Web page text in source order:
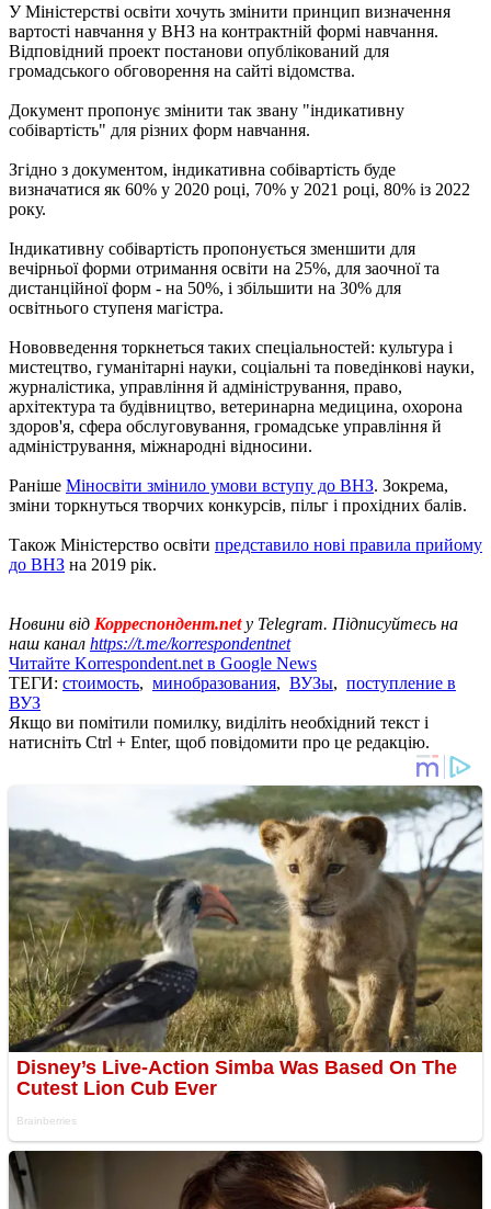
У Міністерстві освіти хочуть змінити принцип визначення
вартості навчання у ВНЗ на контрактній формі навчання.
Відповідний проект постанови опублікований для
громадського обговорення на сайті відомства.
Документ пропонує змінити так звану "індикативну
собівартість" для різних форм навчання.
Згідно з документом, індикативна собівартість буде
визначатися як 60% у 2020 році, 70% у 2021 році, 80% із 2022
року.
Індикативну собівартість пропонується зменшити для
вечірньої форми отримання освіти на 25%, для заочної та
дистанційної форм - на 50%, і збільшити на 30% для
освітнього ступеня магістра.
Нововведення торкнеться таких спеціальностей: культура і
мистецтво, гуманітарні науки, соціальні та поведінкові науки,
журналістика, управління й адміністрування, право,
архітектура та будівництво, ветеринарна медицина, охорона
здоров'я, сфера обслуговування, громадське управління й
адміністрування, міжнародні відносини.
Раніше Міносвіти змінило умови вступу до ВНЗ. Зокрема,
зміни торкнуться творчих конкурсів, пільг і прохідних балів.
Також Міністерство освіти представило нові правила прийому
до ВНЗ на 2019 рік.
Новини від Корреспондент.netу Telegram. Підписуйтесь на
наш канал https://t.me/korrespondentnet
Читайте Korrespondent.net в Google News
ТЕГИ: стоимость, минобразования, ВУЗы, поступление в
ВУЗ
Якщо ви помітили помилку, виділіть необхідний текст і
натисніть Ctrl + Enter, щоб повідомити про це редакцію.